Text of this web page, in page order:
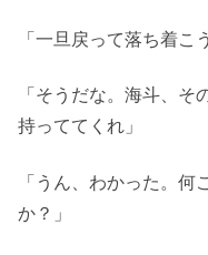
「一旦戻って落ち着こ
「そうだな。海斗、
持っててくれ」
「うん、わかった。
か？」